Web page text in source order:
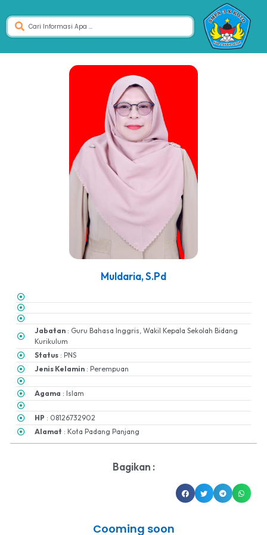
Muldaria, S.Pd
Jabatan : Guru Bahasa Inggris, Wakil Kepala Sekolah Bidang
Kurikulum
Status : PNS
Jenis Kelamin : Perempuan
Agama : Islam
HP : 08126732902
Alamat : Kota Padang Panjang
Bagikan :
Cooming soon